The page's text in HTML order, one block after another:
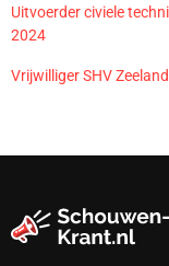
Uitvoerder civiele
2024
Vrijwilliger SHV